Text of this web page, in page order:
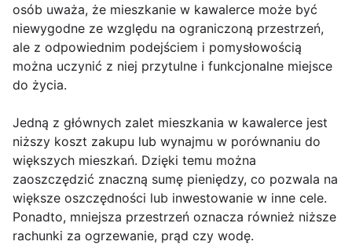
osób uważa, że mieszkanie w kawalerce może być
niewygodne ze względu na ograniczoną przestrzeń,
ale z odpowiednim podejściem i pomysłowością
można uczynić z niej przytulne i funkcjonalne miejsce
do życia.
Jedną z głównych zalet mieszkania w kawalerce jest
niższy koszt zakupu lub wynajmu w porównaniu do
większych mieszkań. Dzięki temu można
zaoszczędzić znaczną sumę pieniędzy, co pozwala na
większe oszczędności lub inwestowanie w inne cele.
Ponadto, mniejsza przestrzeń oznacza również niższe
rachunki za ogrzewanie, prąd czy wodę.